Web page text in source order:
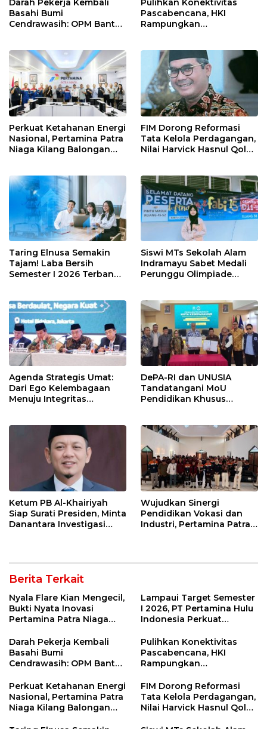
Darah Pekerja Kembali
Basahi Bumi
Cendrawasih: OPM Bantai
Pulihkan Konektivitas
Pascabencana, HKI
Rampungkan
Perkuat Ketahanan Energi
Nasional, Pertamina Patra
Niaga Kilang Balongan
FIM Dorong Reformasi
Tata Kelola Perdagangan,
Nilai Harvick Hasnul Qolbi
Taring Elnusa Semakin
Tajam! Laba Bersih
Semester I 2026 Terbang
Siswi MTs Sekolah Alam
Indramayu Sabet Medali
Perunggu Olimpiade
Agenda Strategis Umat:
Dari Ego Kelembagaan
Menuju Integritas
DePA-RI dan UNUSIA
Tandatangani MoU
Pendidikan Khusus
Ketum PB Al-Khairiyah
Siap Surati Presiden, Minta
Danantara Investigasi
Wujudkan Sinergi
Pendidikan Vokasi dan
Industri, Pertamina Patra
Bandung
Berita Terkait
Nyala Flare Kian Mengecil,
Bukti Nyata Inovasi
Pertamina Patra Niaga
Net Zero Emission 2060
Lampaui Target Semester
I 2026, PT Pertamina Hulu
Indonesia Perkuat
Nasional Lewat Inovasi &
Keselamatan Kerja
Darah Pekerja Kembali
Basahi Bumi
Cendrawasih: OPM Bantai
di Tolikara!
Pulihkan Konektivitas
Pascabencana, HKI
Rampungkan
Lembah Anai dan Malalak
Perkuat Ketahanan Energi
Nasional, Pertamina Patra
Niaga Kilang Balongan
FIM Dorong Reformasi
Tata Kelola Perdagangan,
Nilai Harvick Hasnul Qolbi